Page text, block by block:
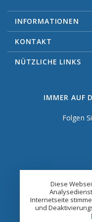
INFORMATIONEN
KONTAKT
NÜTZLICHE LINKS
IMMER AUF
Folgen
Diese
Internetseite
und